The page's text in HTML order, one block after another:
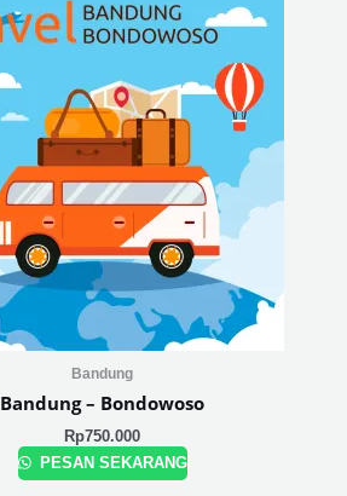
Bandung
Bandung – Bondowoso
Rp750.000
PESAN SEKARANG